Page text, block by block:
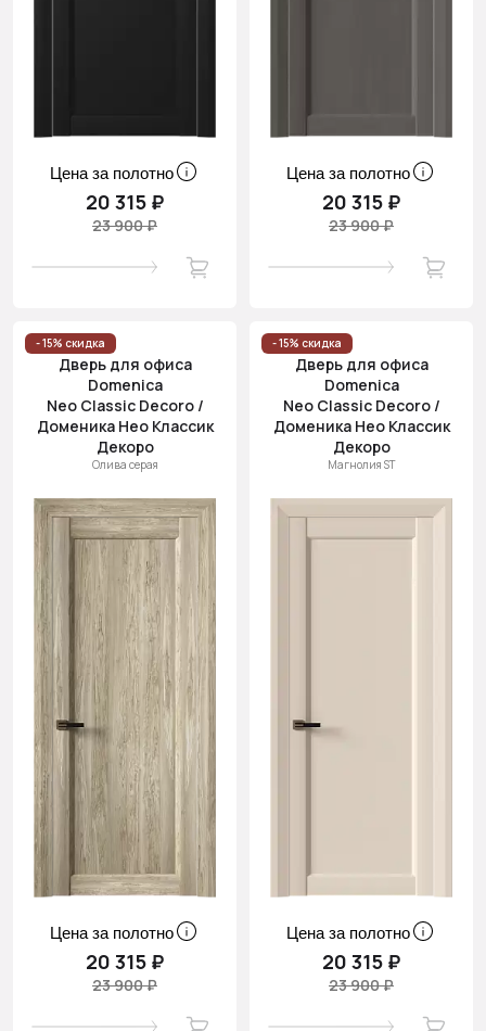
Цена за полотно
20 315 ₽
23 900 ₽
Цена за полотно
20 315 ₽
23 900 ₽
- 15% скидка
Дверь для офиса
Domenica
Neo Classic Decoro /
Доменика Нео Классик
Декоро
Олива серая
Цена за полотно
20 315 ₽
23 900 ₽
- 15% скидка
Дверь для офиса
Domenica
Neo Classic Decoro /
Доменика Нео Классик
Декоро
Магнолия ST
Цена за полотно
20 315 ₽
23 900 ₽